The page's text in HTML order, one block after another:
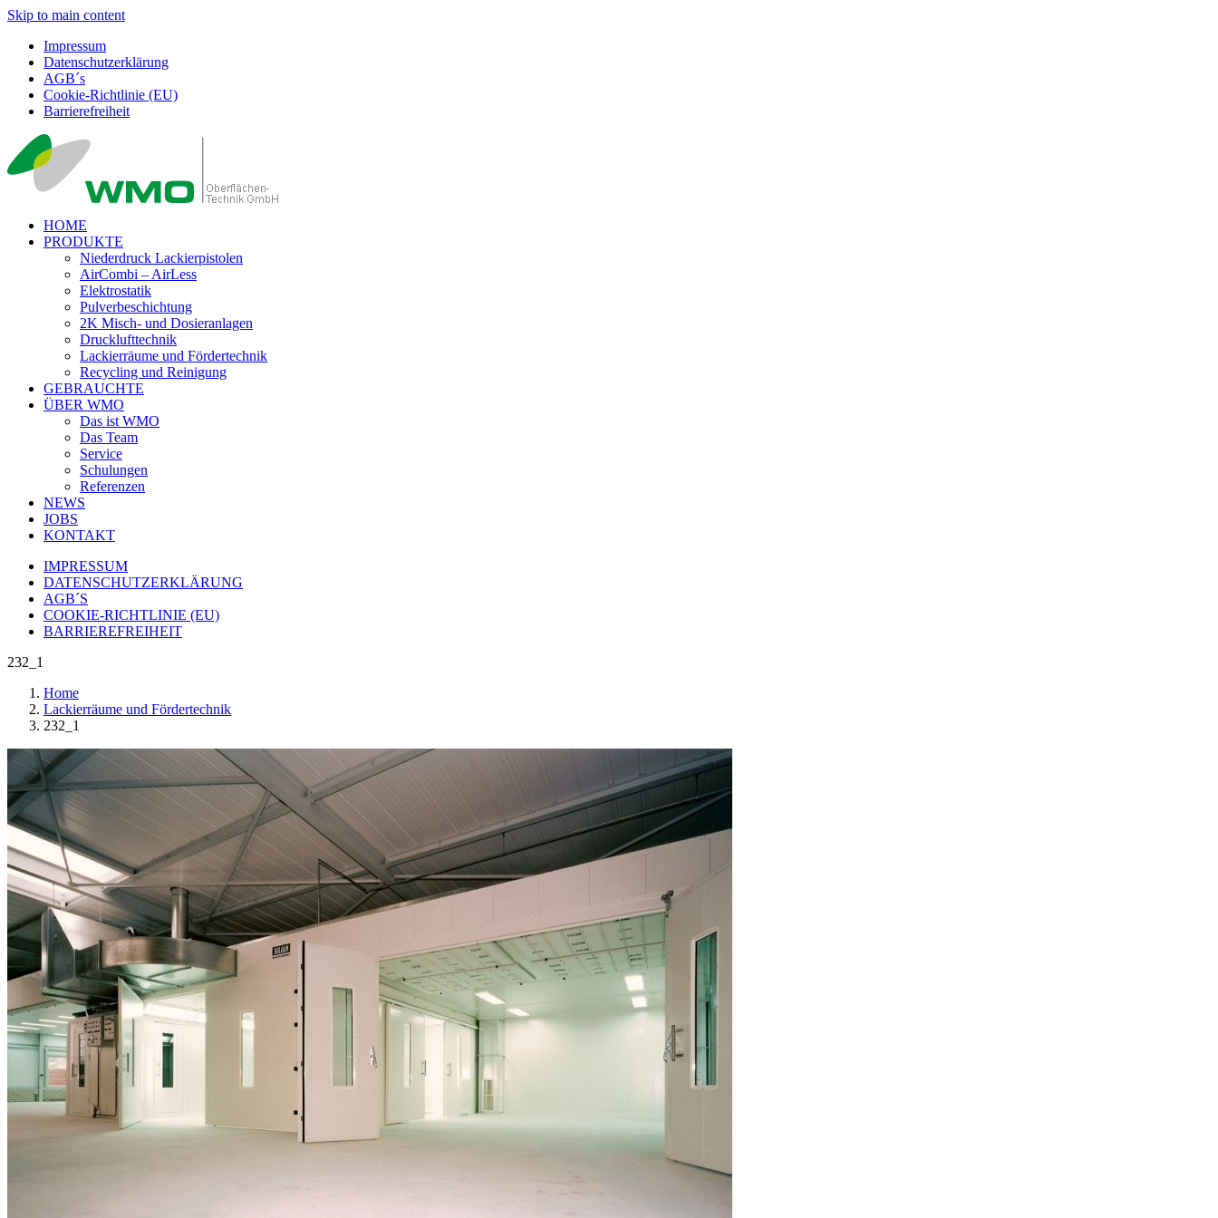
Skip to main content
Impressum
Datenschutzerklärung
AGB´s
Cookie-Richtlinie (EU)
Barrierefreiheit
HOME
PRODUKTE
Niederdruck Lackierpistolen
AirCombi – AirLess
Elektrostatik
Pulverbeschichtung
2K Misch- und Dosieranlagen
Drucklufttechnik
Lackierräume und Fördertechnik
Recycling und Reinigung
GEBRAUCHTE
ÜBER WMO
Das ist WMO
Das Team
Service
Schulungen
Referenzen
NEWS
JOBS
KONTAKT
IMPRESSUM
DATENSCHUTZERKLÄRUNG
AGB´S
COOKIE-RICHTLINIE (EU)
BARRIEREFREIHEIT
232_1
Home
Lackierräume und Fördertechnik
232_1